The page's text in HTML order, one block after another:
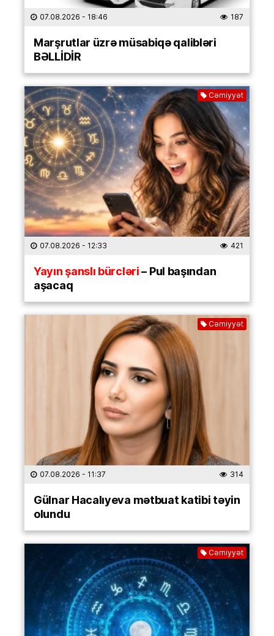
07.08.2026 - 18:46 187
Marşrutlar üzrə müsabiqə qalibləri
BƏLLİDİR
Cəmiyyət
07.08.2026 - 12:33 421
Yayın şanslı bürcləri– Pul başından
aşacaq
Cəmiyyət
07.08.2026 - 11:37 314
Gülnar Hacalıyeva mətbuat katibi təyin
olundu
Cəmiyyət